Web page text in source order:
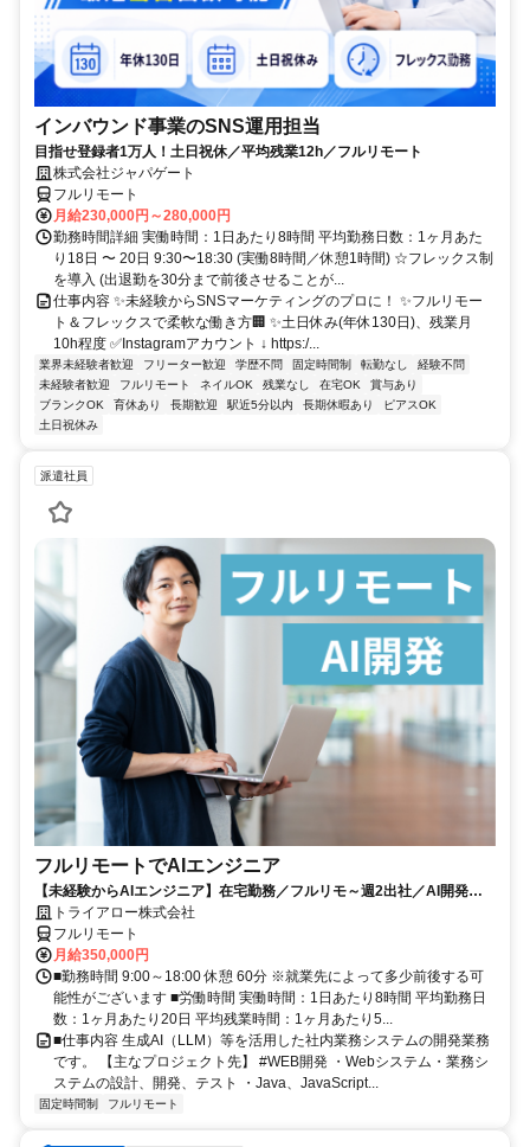
インバウンド事業のSNS運用担当
目指せ登録者1万人！土日祝休／平均残業12h／フルリモート
株式会社ジャパゲート
フルリモート
月給230,000円～280,000円
勤務時間詳細 実働時間：1日あたり8時間 平均勤務日数：1ヶ月あた
り18日 〜 20日 9:30〜18:30 (実働8時間／休憩1時間) ☆フレックス制
を導入 (出退勤を30分まで前後させることが...
仕事内容 ✨未経験からSNSマーケティングのプロに！ ✨フルリモー
ト＆フレックスで柔軟な働き方🏢 ✨土日休み(年休130日)、残業月
10h程度 ✅Instagramアカウント ↓ https:/...
業界未経験者歓迎 フリーター歓迎 学歴不問 固定時間制 転勤なし
経験不問
未経験者歓迎
フルリモート ネイルOK 残業なし 在宅OK
賞与あり
ブランクOK
育休あり 長期歓迎 駅近5分以内 長期休暇あり
ピアスOK
土日祝休み
派遣社員
フルリモートでAIエンジニア
【未経験からAIエンジニア】在宅勤務／フルリモ～週2出社／AI開発を
仕事にする
トライアロー株式会社
フルリモート
月給350,000円
■勤務時間 9:00～18:00 休憩 60分 ※就業先によって多少前後する可
能性がございます ■労働時間 実働時間：1日あたり8時間 平均勤務日
数：1ヶ月あたり20日 平均残業時間：1ヶ月あたり5...
■仕事内容 生成AI（LLM）等を活用した社内業務システムの開発業務
です。 【主なプロジェクト先】 #WEB開発 ・Webシステム・業務シ
ステムの設計、開発、テスト ・Java、JavaScript...
固定時間制 フルリモート